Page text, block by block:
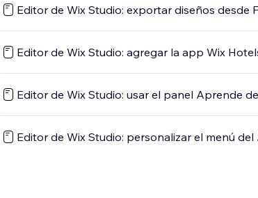
Editor de Wix Studio: exportar diseños desde
Editor de Wix Studio: agregar la app Wix
Editor de Wix Studio: usar el panel Aprende
Editor de Wix Studio: personalizar el menú